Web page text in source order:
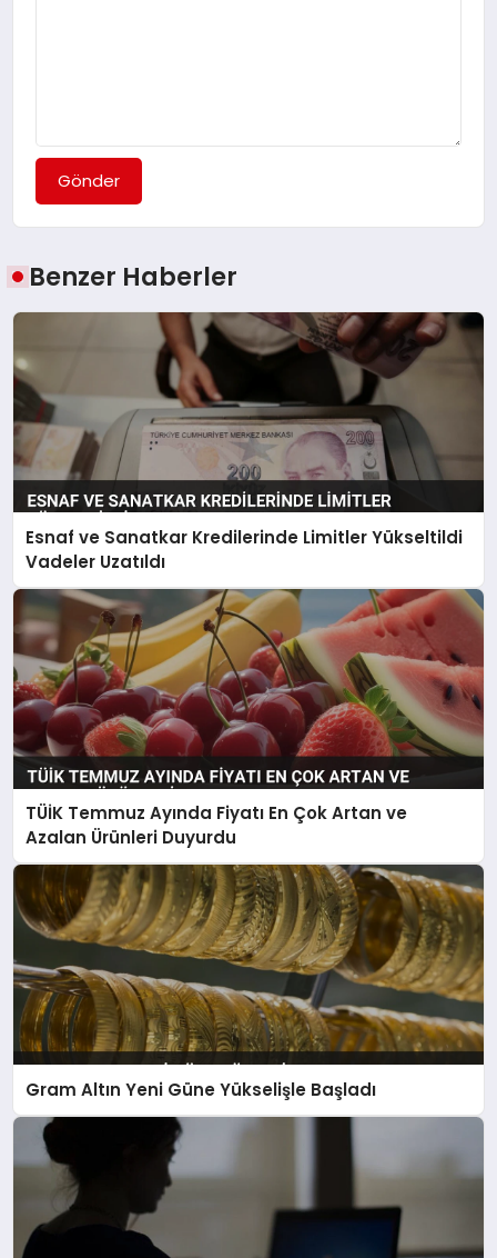
Gönder
Benzer Haberler
Esnaf ve Sanatkar Kredilerinde Limitler Yükseltildi
Vadeler Uzatıldı
TÜİK Temmuz Ayında Fiyatı En Çok Artan ve
Azalan Ürünleri Duyurdu
Gram Altın Yeni Güne Yükselişle Başladı